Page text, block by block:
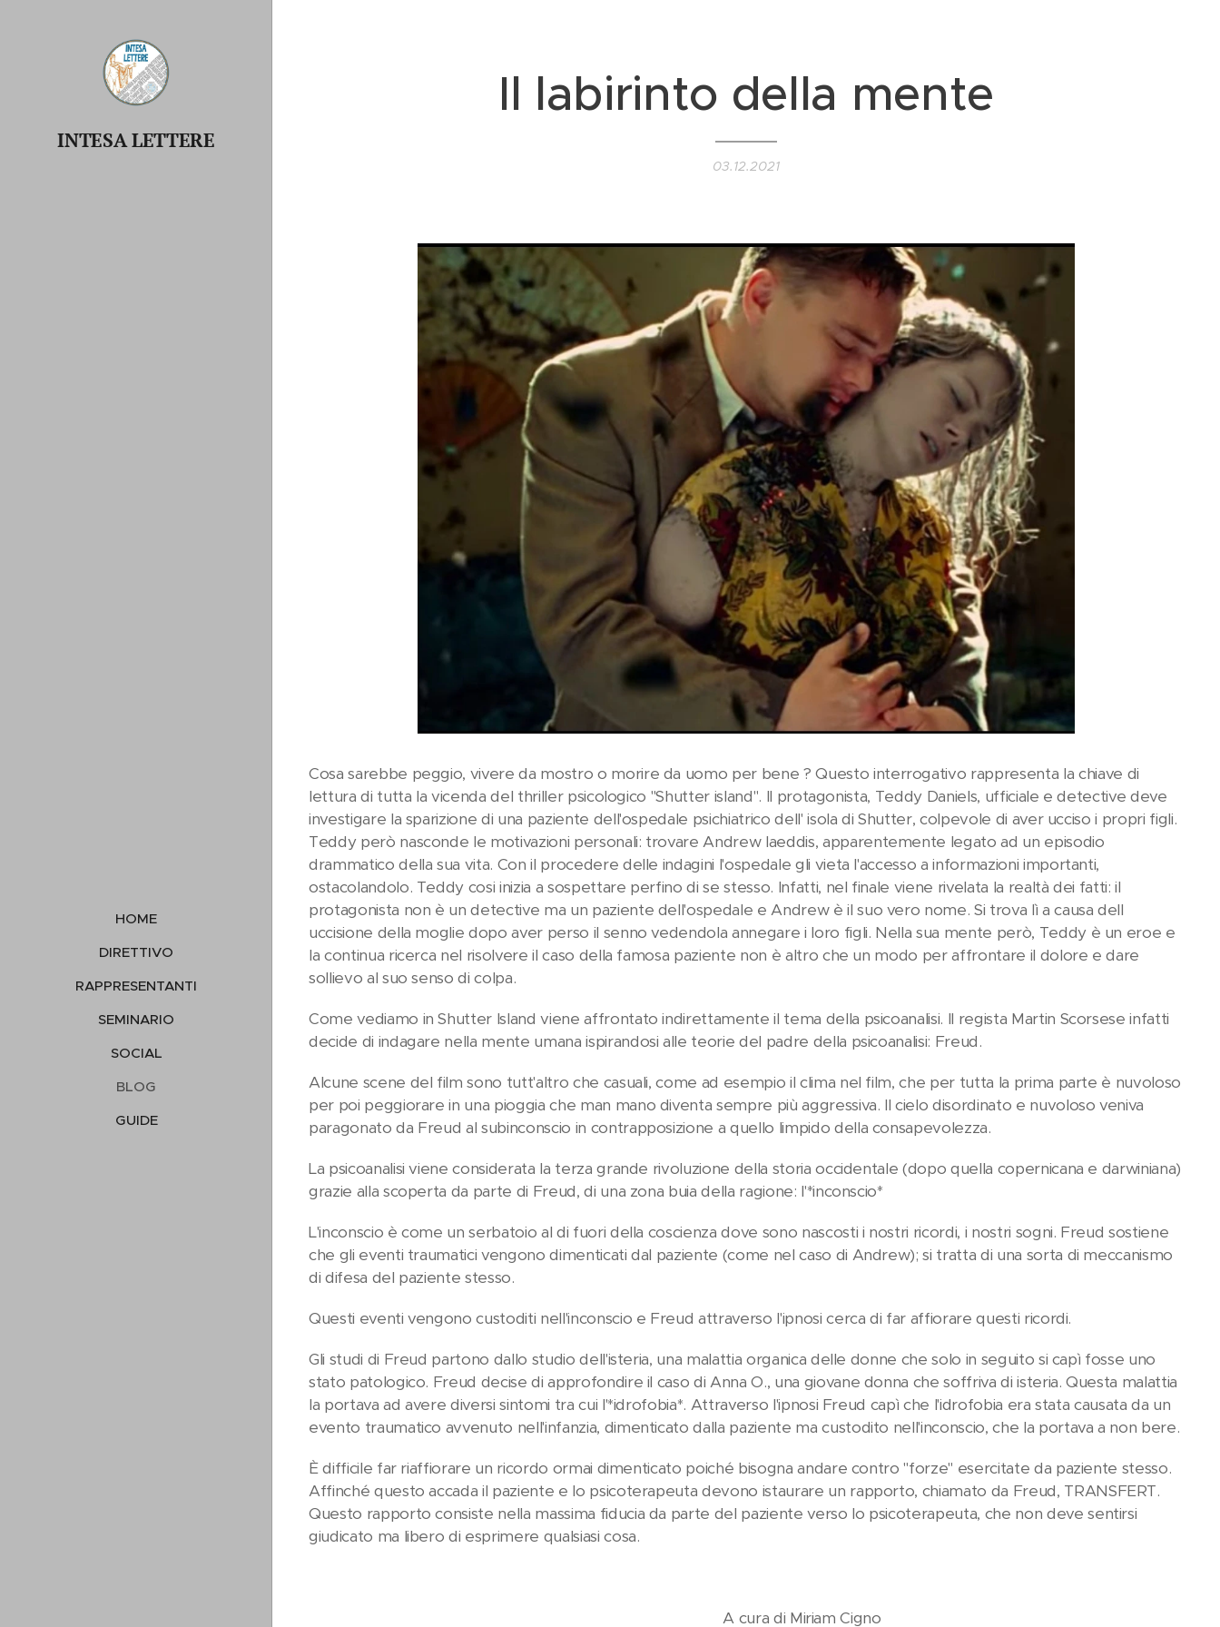
INTESALETTERE
HOME
DIRETTIVO
RAPPRESENTANTI
SEMINARIO
SOCIAL
BLOG
GUIDE
Il labirinto della mente
03.12.2021
Cosa sarebbe peggio, vivere da mostro o morire da uomo per bene ? Questo interrogativo rappresenta la chiave di
lettura di tutta la vicenda del thriller psicologico "Shutter island". Il protagonista, Teddy Daniels, ufficiale e detective deve
investigare la sparizione di una paziente dell'ospedale psichiatrico dell' isola di Shutter, colpevole di aver ucciso i propri figli.
Teddy però nasconde le motivazioni personali: trovare Andrew laeddis, apparentemente legato ad un episodio
drammatico della sua vita. Con il procedere delle indagini l'ospedale gli vieta l'accesso a informazioni importanti,
ostacolandolo. Teddy cosi inizia a sospettare perfino di se stesso. Infatti, nel finale viene rivelata la realtà dei fatti: il
protagonista non è un detective ma un paziente dell'ospedale e Andrew è il suo vero nome. Si trova lì a causa dell
uccisione della moglie dopo aver perso il senno vedendola annegare i loro figli. Nella sua mente però, Teddy è un eroe e
la continua ricerca nel risolvere il caso della famosa paziente non è altro che un modo per affrontare il dolore e dare
sollievo al suo senso di colpa.
Come vediamo in Shutter Island viene affrontato indirettamente il tema della psicoanalisi. Il regista Martin Scorsese infatti
decide di indagare nella mente umana ispirandosi alle teorie del padre della psicoanalisi: Freud.
Alcune scene del film sono tutt'altro che casuali, come ad esempio il clima nel film, che per tutta la prima parte è nuvoloso
per poi peggiorare in una pioggia che man mano diventa sempre più aggressiva. Il cielo disordinato e nuvoloso veniva
paragonato da Freud al subinconscio in contrapposizione a quello limpido della consapevolezza.
La psicoanalisi viene considerata la terza grande rivoluzione della storia occidentale (dopo quella copernicana e darwiniana)
grazie alla scoperta da parte di Freud, di una zona buia della ragione: l'*inconscio*
L'inconscio è come un serbatoio al di fuori della coscienza dove sono nascosti i nostri ricordi, i nostri sogni. Freud sostiene
che gli eventi traumatici vengono dimenticati dal paziente (come nel caso di Andrew); si tratta di una sorta di meccanismo
di difesa del paziente stesso.
Questi eventi vengono custoditi nell'inconscio e Freud attraverso l'ipnosi cerca di far affiorare questi ricordi.
Gli studi di Freud partono dallo studio dell'isteria, una malattia organica delle donne che solo in seguito si capì fosse uno
stato patologico. Freud decise di approfondire il caso di Anna O., una giovane donna che soffriva di isteria. Questa malattia
la portava ad avere diversi sintomi tra cui l'*idrofobia*. Attraverso l'ipnosi Freud capì che l'idrofobia era stata causata da un
evento traumatico avvenuto nell'infanzia, dimenticato dalla paziente ma custodito nell'inconscio, che la portava a non bere.
È difficile far riaffiorare un ricordo ormai dimenticato poiché bisogna andare contro "forze" esercitate da paziente stesso.
Affinché questo accada il paziente e lo psicoterapeuta devono istaurare un rapporto, chiamato da Freud, TRANSFERT.
Questo rapporto consiste nella massima fiducia da parte del paziente verso lo psicoterapeuta, che non deve sentirsi
giudicato ma libero di esprimere qualsiasi cosa.
A cura di Miriam Cigno